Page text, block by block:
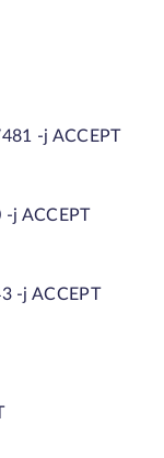
-j ACCEPT
j ACCEPT
-j ACCEPT